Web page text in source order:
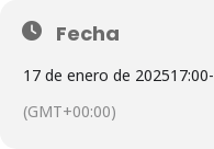
Fecha
17 de enero de 202517:00-
(GMT+00:00)